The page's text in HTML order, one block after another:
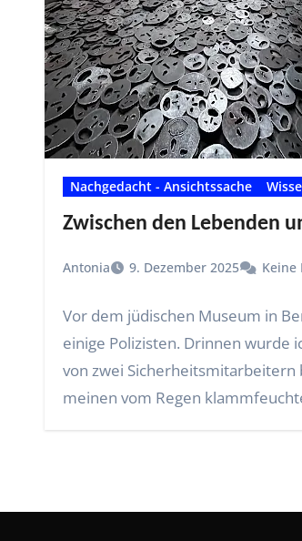
Nachgedacht - Ansichtssache
Zwischen den Lebenden
Antonia 9. Dezember 2025 Keine
Vor dem jüdischen Museum in
einige Polizisten. Drinnen wurde
von zwei Sicherheitsmitarbeitern
meinen vom Regen